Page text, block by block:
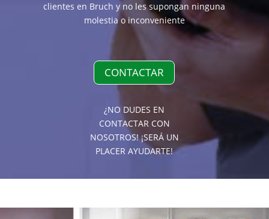
clientes en Bruch y no les supongan ninguna
molestia o inconveniente
CONTACTAR
¿NO DUDES EN
CONTACTAR CON
NOSOTROS! ¡SERÁ UN
PLACER AYUDARTE!